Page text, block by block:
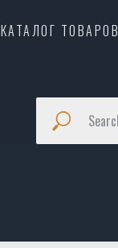
КАТАЛОГ ТОВАРОВ